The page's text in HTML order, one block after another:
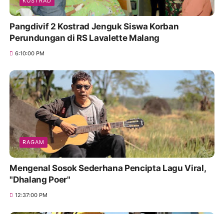
Pangdivif 2 Kostrad Jenguk Siswa Korban
Perundungan di RS Lavalette Malang
6:10:00 PM
RAGAM
Mengenal Sosok Sederhana Pencipta Lagu Viral,
"Dhalang Poer"
12:37:00 PM